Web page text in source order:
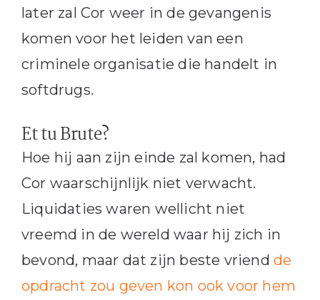
later zal Cor weer in de gevangenis
komen voor het leiden van een
criminele organisatie die handelt in
softdrugs.
Et tu Brute?
Hoe hij aan zijn einde zal komen, had
Cor waarschijnlijk niet verwacht.
Liquidaties waren wellicht niet
vreemd in de wereld waar hij zich in
bevond, maar dat zijn beste vriend de
opdracht zou geven kon ook voor hem